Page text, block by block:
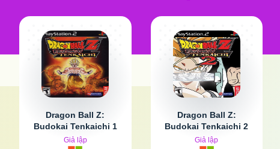
Dragon Ball Z:
Budokai Tenkaichi 1
Giả lập
Dragon Ball Z:
Budokai Tenkaichi 2
Giả lập